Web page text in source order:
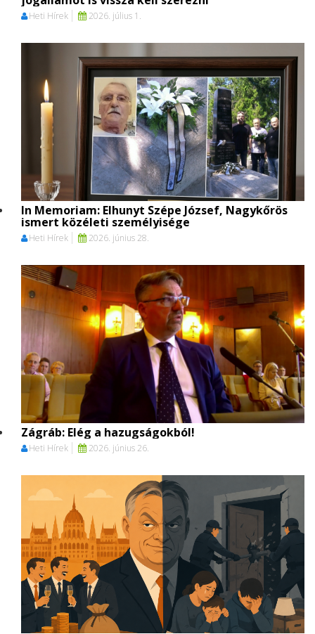
Heti Hírek 2026. július 1.
In Memoriam: Elhunyt Szépe József, Nagykőrös
ismert közéleti személyisége
Heti Hírek 2026. június 28.
Zágráb: Elég a hazugságokból!
Heti Hírek 2026. június 26.